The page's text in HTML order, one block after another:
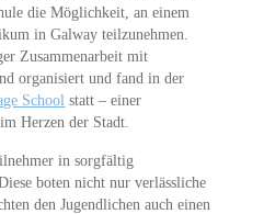
die Möglichkeit, an einem
in Galway teilzunehmen.
Zusammenarbeit mit
organisiert und fand in der
School statt – einer
Herzen der Stadt.
in sorgfältig
boten nicht nur verlässliche
den Jugendlichen auch einen